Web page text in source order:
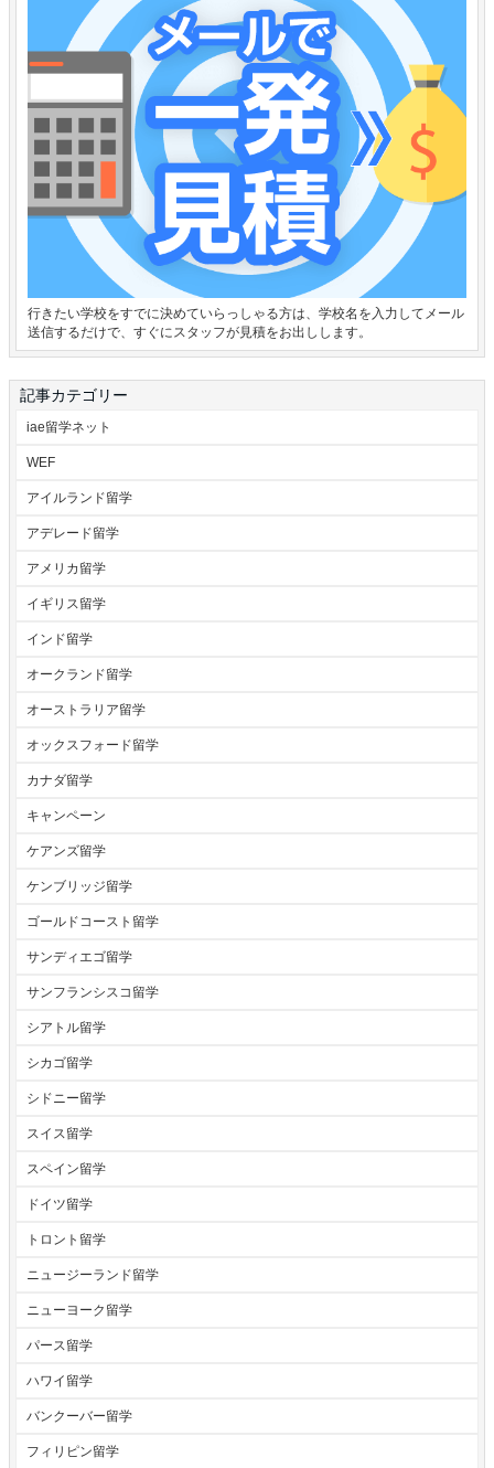
行きたい学校をすでに決めていらっしゃる方は、学校名を入力してメール
送信するだけで、すぐにスタッフが見積をお出しします。
記事カテゴリー
iae留学ネット
WEF
アイルランド留学
アデレード留学
アメリカ留学
イギリス留学
インド留学
オークランド留学
オーストラリア留学
オックスフォード留学
カナダ留学
キャンペーン
ケアンズ留学
ケンブリッジ留学
ゴールドコースト留学
サンディエゴ留学
サンフランシスコ留学
シアトル留学
シカゴ留学
シドニー留学
スイス留学
スペイン留学
ドイツ留学
トロント留学
ニュージーランド留学
ニューヨーク留学
パース留学
ハワイ留学
バンクーバー留学
フィリピン留学